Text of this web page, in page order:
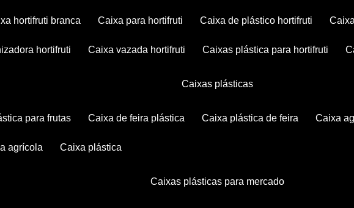
hortifruti branca caixa para hortifruti caixa de plástico hortifruti
hortifruti caixa vazada hortifruti caixas plástica para hortifruti
caixas plásticas
para frutas caixa de feira plástica caixa plástica de feira caixa
agrícola caixa plástica
caixas plásticas para mercado